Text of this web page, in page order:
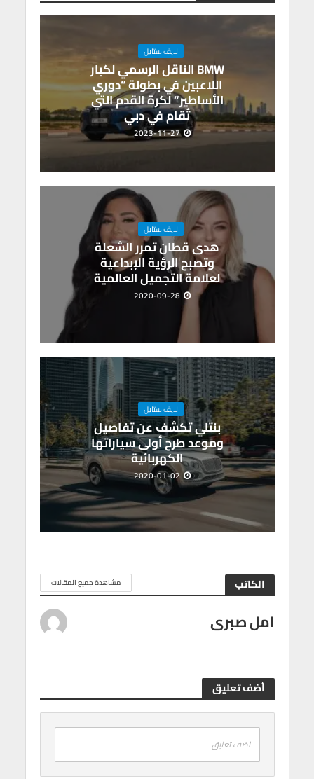
k
p o
A
p
p
n
m
لايف ستايل
BMW الناقل الرسمي لكبار
اللاعبين في بطولة “دوري
الأساطير” لكرة القدم التي
تُقام في دبي
2023-11-27
لايف ستايل
هدى قطان تمرر الشعلة
وتصبح الرؤية الإبداعية
لعلامة التجميل العالمية
2020-09-28
لايف ستايل
بنتلي تكشف عن تفاصيل
وموعد طرح أولى سياراتها
الكهربائية
2020-01-02
الكاتب مشاهدة جميع المقالات
امل صبرى
أضف تعليق
اضف تعليق